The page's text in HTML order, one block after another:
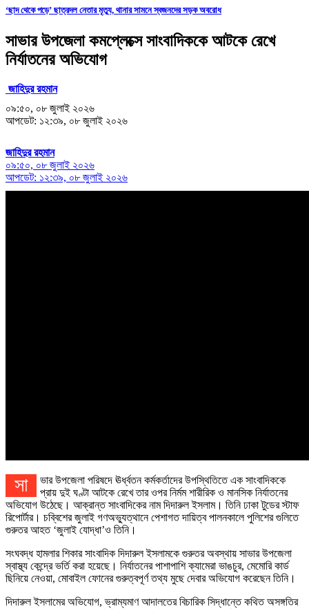
‘ছাদ থেকে পড়ে’ ছাত্রদল নেতার মৃত্যু, থানার সামনে স্বজনদের সড়ক অবরোধ
সাভার উপজেলা কমপ্লেক্সে সাংবাদিককে আটকে রেখে
নির্যাতনের অভিযোগ
জাহিদুর রহমান
০৯:৫০, ০৮ জুলাই ২০২৬
আপডেট: ১২:৩৯, ০৮ জুলাই ২০২৬
জাহিদুর রহমান
০৯:৫০, ০৮ জুলাই ২০২৬
আপডেট: ১২:৩৯, ০৮ জুলাই ২০২৬
সাভার উপজেলা পরিষদে ঊর্ধ্বতন কর্মকর্তাদের উপস্থিতিতে এক সাংবাদিককে
প্রায় দুই ঘণ্টা আটকে রেখে তার ওপর নির্মম শারীরিক ও মানসিক নির্যাতনের
অভিযোগ উঠেছে। আক্রান্ত সাংবাদিকের নাম দিদারুল ইসলাম। তিনি ঢাকা টুডের স্টাফ
রিপোর্টার। চব্বিশের জুলাই গণঅভ্যুত্থানে পেশাগত দায়িত্ব পালনকালে পুলিশের গুলিতে
গুরুতর আহত ‘জুলাই যোদ্ধা’ও তিনি।
সংঘবদ্ধ হামলার শিকার সাংবাদিক দিদারুল ইসলামকে গুরুতর অবস্থায় সাভার উপজেলা
স্বাস্থ্য কেন্দ্রে ভর্তি করা হয়েছে। নির্যাতনের পাশাপাশি ক্যামেরা ভাঙচুর, মেমোরি কার্ড
ছিনিয়ে নেওয়া, মোবাইল ফোনের গুরুত্বপূর্ণ তথ্য মুছে দেবার অভিযোগ করেছেন তিনি।
দিদারুল ইসলামের অভিযোগ, ভ্রাম্যমাণ আদালতের বিচারিক সিদ্ধান্তে কথিত অসঙ্গতির